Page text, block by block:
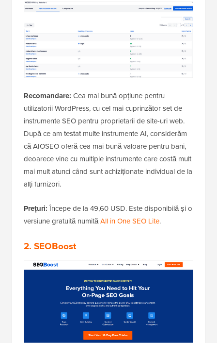
Recomandare: Cea mai bună opțiune pentru
utilizatorii WordPress, cu cel mai cuprinzător set de
instrumente SEO pentru proprietarii de site-uri web.
După ce am testat multe instrumente AI, considerăm
că AIOSEO oferă cea mai bună valoare pentru bani,
deoarece vine cu multiple instrumente care costă mult
mai mult atunci când sunt achiziționate individual de la
alți furnizori.
Prețuri: Începe de la 49,60 USD. Este disponibilă și o
versiune gratuită numităAll in One SEO Lite.
2. SEOBoost